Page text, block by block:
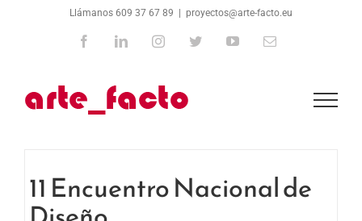
Llámanos 609 37 67 89 proyectos@arte-facto.eu
FacebookLinkedInInstagramTwitterYouTubeCorreo
11 Encuentro Nacional de